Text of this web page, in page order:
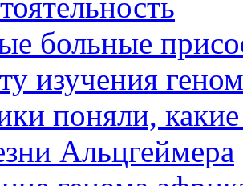
больные
изучения
поняли,
Альцгеймера